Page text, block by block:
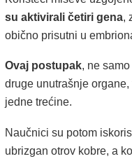
su aktivirali četiri gena,
obično prisutni u
Ovaj postupak, ne
druge unutrašnje organe,
jedne trećine.
Naučnici su potom
ubrizgan otrov kobre, a